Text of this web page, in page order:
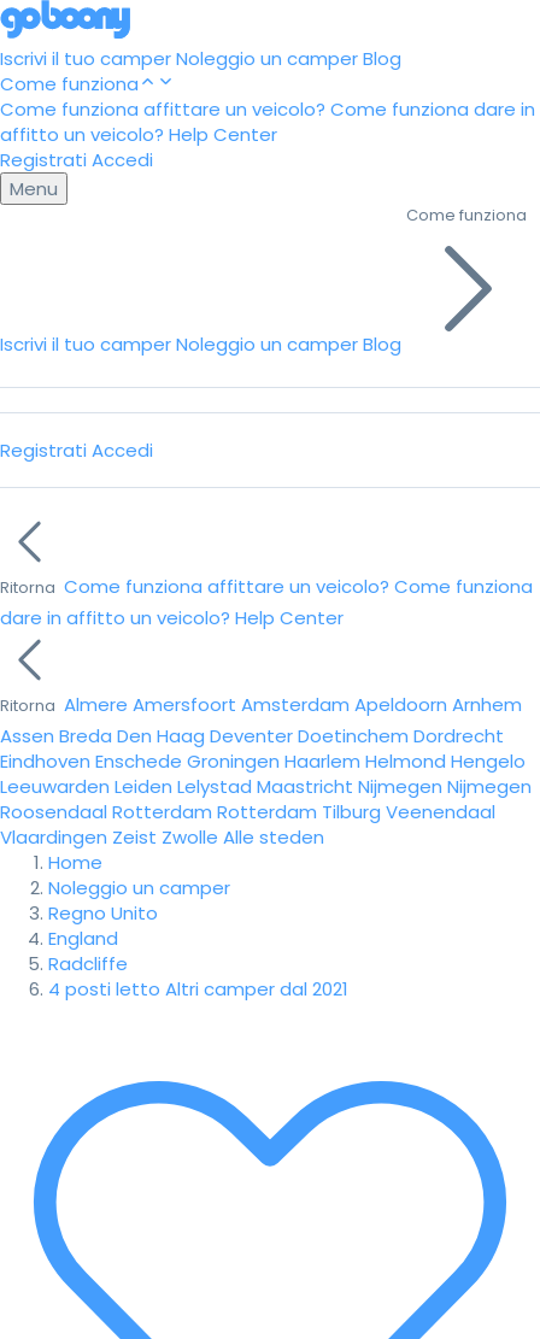
Iscrivi il tuo camperNoleggio un camperBlog
Come funziona
Come funziona affittare un veicolo? Come funziona dare in
affitto un veicolo? Help Center
Registrati Accedi
Menu
Iscrivi il tuo camperNoleggio un camperBlog
Come funziona
Registrati Accedi
Ritorna Come funziona affittare un veicolo? Come funziona
dare in affitto un veicolo? Help Center
Ritorna Almere Amersfoort Amsterdam Apeldoorn Arnhem
Assen Breda Den Haag DeventerDoetinchem Dordrecht
Eindhoven Enschede Groningen Haarlem Helmond Hengelo
Leeuwarden Leiden Lelystad Maastricht Nijmegen Nijmegen
Roosendaal Rotterdam Rotterdam Tilburg Veenendaal
Vlaardingen Zeist Zwolle Alle steden
Home
Noleggio un camper
Regno Unito
England
Radcliffe
4 posti letto Altri camper dal 2021